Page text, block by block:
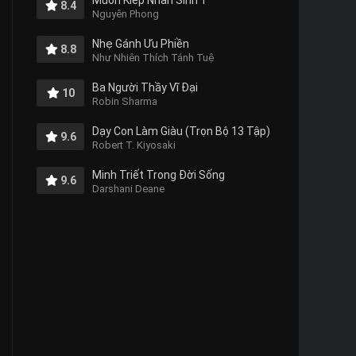
8.4
Nguyên Phong
8.8 Nhẹ Gánh Ưu Phiền
Như Nhiên Thích Tánh Tuệ
10 Ba Người Thầy Vĩ Đại
Robin Sharma
9.6 Dạy Con Làm Giàu (Trọn Bộ 13 Tập)
Robert T. Kiyosaki
9.6 Minh Triết Trong Đời Sống
Darshani Deane